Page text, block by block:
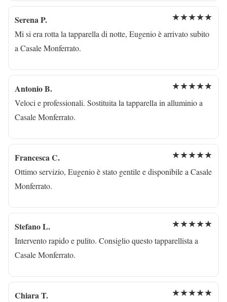
Serena P. ★★★★★
Mi si era rotta la tapparella di notte, Eugenio è arrivato subito
a Casale Monferrato.
Antonio B. ★★★★★
Veloci e professionali. Sostituita la tapparella in alluminio a
Casale Monferrato.
Francesca C. ★★★★★
Ottimo servizio, Eugenio è stato gentile e disponibile a Casale
Monferrato.
Stefano L. ★★★★★
Intervento rapido e pulito. Consiglio questo tapparellista a
Casale Monferrato.
Chiara T. ★★★★★